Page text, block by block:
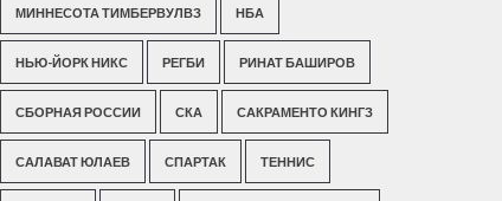
МИННЕСОТА ТИМБЕРВУЛВЗ НБА
НЬЮ-ЙОРК НИКС РЕГБИ РИНАТ БАШИРОВ
СБОРНАЯ РОССИИ СКА САКРАМЕНТО КИНГЗ
САЛАВАТ ЮЛАЕВ СПАРТАК ТЕННИС